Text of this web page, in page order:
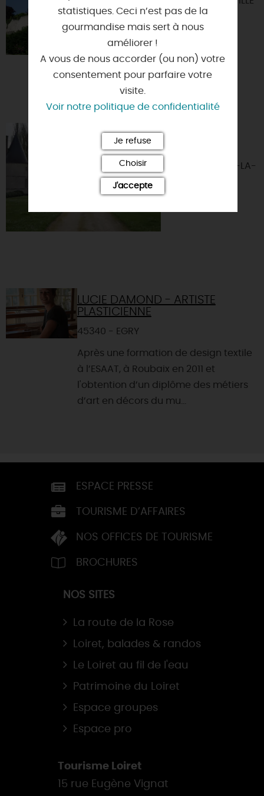
CHÂTEAU DE
ROCHEPLATTE
45390 - AULNAY-LA-
RIVIERE
LUCIE DAMOND - ARTISTE
PLASTICIENNE
45340 - EGRY
Après une formation de design textile
à l’ESAAT, à Roubaix en 2011 et
l'obtention d’un diplôme des métiers
d’art en décors du mu...
ESPACE PRESSE
TOURISME D’AFFAIRES
NOS OFFICES DE TOURISME
BROCHURES
NOS SITES
La route de la Rose
Loiret, balades & randos
Le Loiret au fil de l'eau
Patrimoine du Loiret
Espace groupes
Espace pro
Tourisme Loiret
15 rue Eugène Vignat
statistiques. Ceci n’est pas de la
gourmandise mais sert à nous
améliorer !
A vous de nous accorder (ou non) votre
consentement pour parfaire votre
visite.
Voir notre politique de confidentialité
Je refuse
Choisir
J'accepte